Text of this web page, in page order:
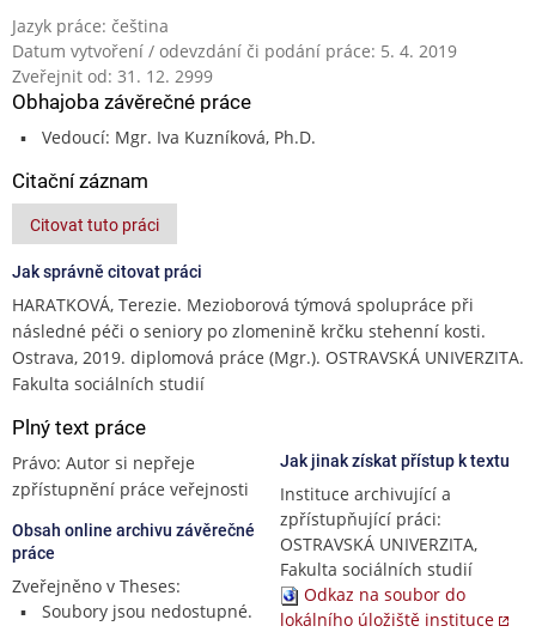
Jazyk práce: čeština
Datum vytvoření / odevzdání či podání práce: 5. 4. 2019
Zveřejnit od: 31. 12. 2999
Obhajoba závěrečné práce
Vedoucí: Mgr. Iva Kuzníková, Ph.D.
Citační záznam
Citovat tuto práci
Jak správně citovat práci
HARATKOVÁ, Terezie. Mezioborová týmová spolupráce při
následné péči o seniory po zlomenině krčku stehenní kosti.
Ostrava, 2019. diplomová práce (Mgr.). OSTRAVSKÁ UNIVERZITA.
Fakulta sociálních studií
Plný text práce
Právo: Autor si nepřeje
zpřístupnění práce veřejnosti
Obsah online archivu závěrečné
práce
Zveřejněno v Theses:
Soubory jsou nedostupné.
Jak jinak získat přístup k textu
Instituce archivující a
zpřístupňující práci:
OSTRAVSKÁ UNIVERZITA,
Fakulta sociálních studií
Odkaz na soubor do
lokálního úložiště instituce